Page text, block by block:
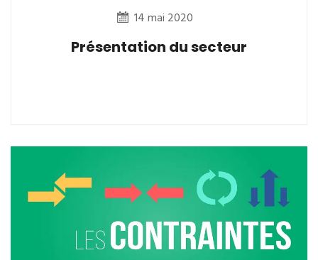
14 mai 2020
Présentation du secteur